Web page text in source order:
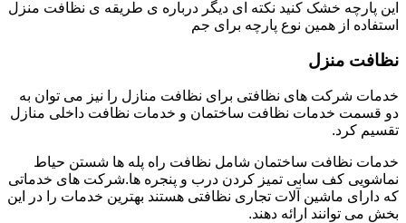
این پارچه خشک کنید نکته ای دیگر درباره ی طریقه ی نظافت منزل
استفاده از همین نوع پارچه برای جم
نظافت منزل
خدمات شرکت های نظافتی برای نظافت منازل را نیز می توان به
دو قسمت خدمات نظافت ساختمان و خدمات نظافت داخلی منازل
تقسیم کرد.
خدمات نظافت ساختمان شامل نظافت راه پله ها شستن حیاط
نماشویی کف سابی تمیز کردن درب و پنجره ها.شرکت های خدماتی
که دارای ماشین آلات تجاری نظافتی هستند بهترین خدمات را در این
بخش می توانند ارائه دهند.